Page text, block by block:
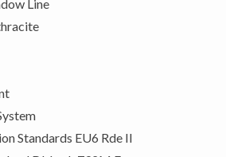
Line
Standards EU6 Rde II